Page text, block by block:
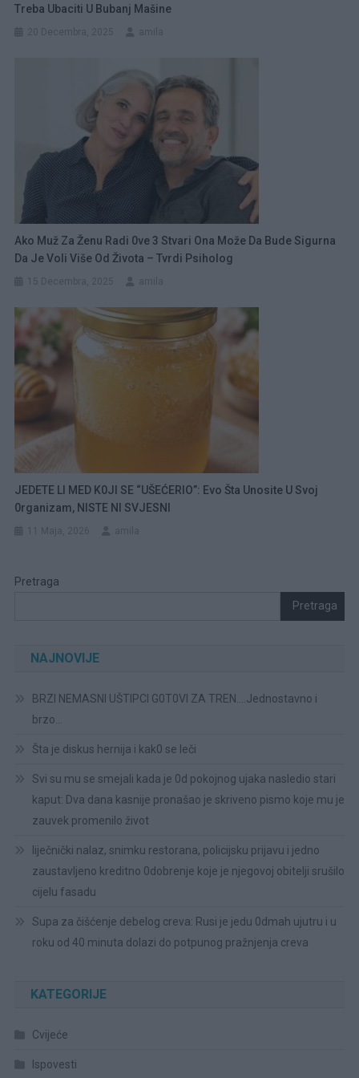
Treba Ubaciti U Bubanj Mašine
Ako Muž Za Ženu Radi 0ve 3 Stvari Ona Može Da Bude Sigurna
Da Je Voli Više Od Života – Tvrdi Psiholog
JEDETE LI MED K0JI SE “UŠEĆERIO”: Evo Šta Unosite U Svoj
0rganizam, NISTE NI SVJESNI
Pretraga
Pretraga
NAJNOVIJE
BRZI NEMASNI UŠTIPCI G0T0VI ZA TREN….Jednostavno i
brzo…
Šta je diskus hernija i kak0 se leči
Svi su mu se smejali kada je 0d pokojnog ujaka nasledio stari
kaput: Dva dana kasnije pronašao je skriveno pismo koje mu je
zauvek promenilo život
liječnički nalaz, snimku restorana, policijsku prijavu i jedno
zaustavljeno kreditno 0dobrenje koje je njegovoj obitelji srušilo
cijelu fasadu
Supa za čišćenje debelog creva: Rusi je jedu 0dmah ujutru i u
roku od 40 minuta dolazi do potpunog pražnjenja creva
KATEGORIJE
Cvijeće
Ispovesti